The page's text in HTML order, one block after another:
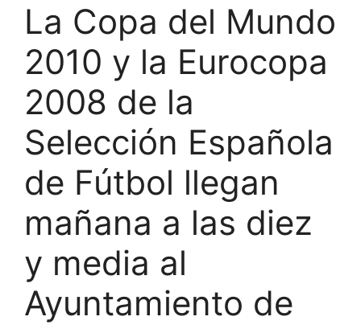
La Copa del Mundo
2010 y la Eurocopa
2008 de la
Selección Española
de Fútbol llegan
mañana a las diez
y media al
Ayuntamiento de